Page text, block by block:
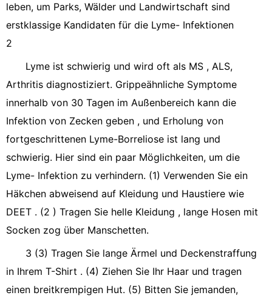
leben, um Parks, Wälder und Landwirtschaft sind
erstklassige Kandidaten für die Lyme- Infektionen
2
Lyme ist schwierig und wird oft als MS , ALS,
Arthritis diagnostiziert. Grippeähnliche Symptome
innerhalb von 30 Tagen im Außenbereich kann die
Infektion von Zecken geben , und Erholung von
fortgeschrittenen Lyme-Borreliose ist lang und
schwierig. Hier sind ein paar Möglichkeiten, um die
Lyme- Infektion zu verhindern. (1) Verwenden Sie ein
Häkchen abweisend auf Kleidung und Haustiere wie
DEET . (2 ) Tragen Sie helle Kleidung , lange Hosen mit
Socken zog über Manschetten.
3 (3) Tragen Sie lange Ärmel und Deckenstraffung
in Ihrem T-Shirt . (4) Ziehen Sie Ihr Haar und tragen
einen breitkrempigen Hut. (5) Bitten Sie jemanden,